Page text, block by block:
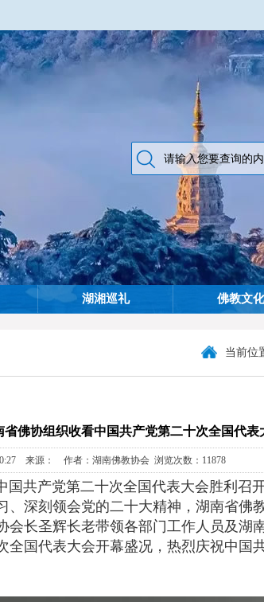
湖湘巡礼 佛教文化
当前位
佛协组织收看中国共产党第二十次全国代表
来源： 作者：湖南佛教协会 浏览次数：11878
共产党第二十次全国代表大会胜利召
深刻领会党的二十大精神，湖南省佛
会长圣辉长老带领各部门工作人员及湖
国代表大会开幕盛况，热烈庆祝中国